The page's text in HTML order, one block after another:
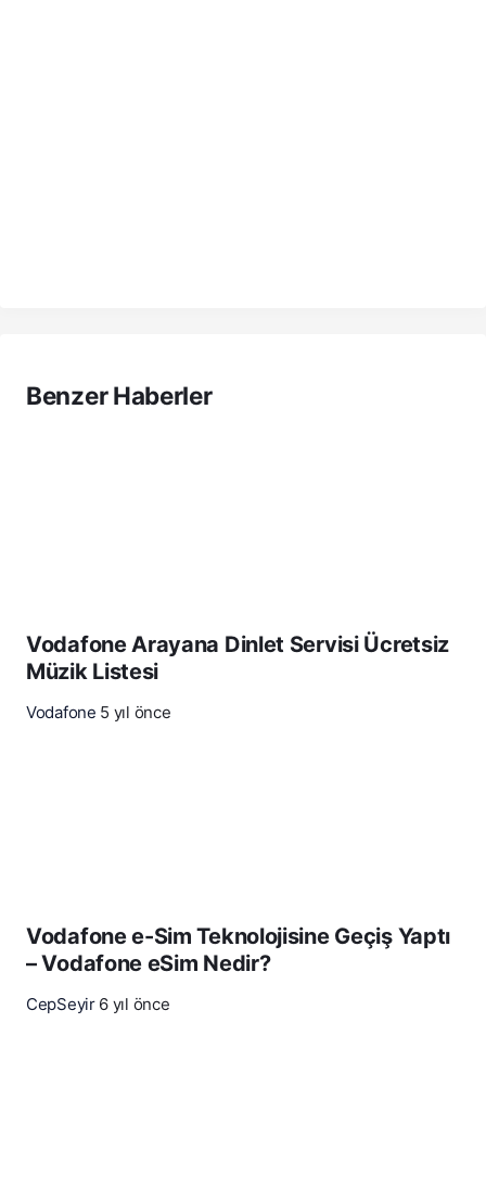
Benzer Haberler
Vodafone Arayana Dinlet Servisi Ücretsiz
Müzik Listesi
Vodafone 5 yıl önce
Vodafone e-Sim Teknolojisine Geçiş Yaptı
– Vodafone eSim Nedir?
CepSeyir 6 yıl önce